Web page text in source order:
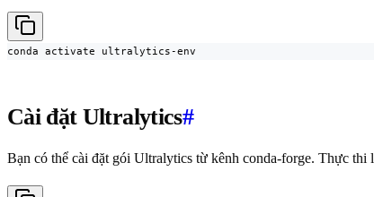
conda activate ultralytics-env
Cài đặt Ultralytics#
Bạn có thể cài đặt gói Ultralytics từ kênh conda-forge. Thực thi